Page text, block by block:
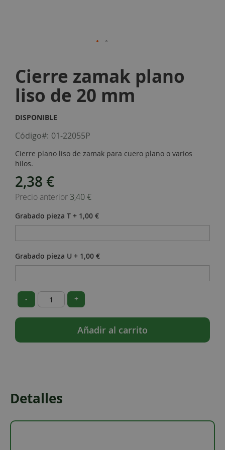
the
beginning
the
images
Cierre zamak plano
liso de 20 mm
DISPONIBLE
Código 01-22055P
Cierre plano liso de zamak para cuero plano o varios
hilos.
Special
Price
2,38 €
Precio anterior 3,40 €
Grabado pieza T + 1,00 €
Grabado pieza U + 1,00 €
- +
Añadir al carrito
Detalles